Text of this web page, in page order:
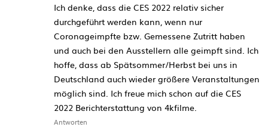
Ich denke, dass die CES 2022 relativ sicher
durchgeführt werden kann, wenn nur
Coronageimpfte bzw. Gemessene Zutritt haben
und auch bei den Ausstellern alle geimpft sind. Ich
hoffe, dass ab Spätsommer/Herbst bei uns in
Deutschland auch wieder größere Veranstaltungen
möglich sind. Ich freue mich schon auf die CES
2022 Berichterstattung von 4kfilme.
Antworten